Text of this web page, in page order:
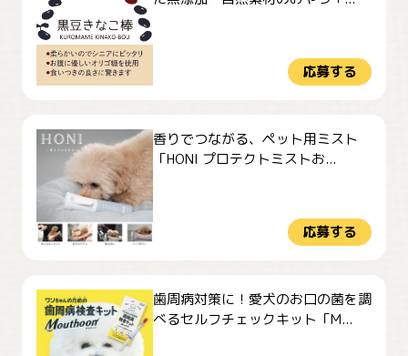
応募する
香りでつながる、ペット用ミスト
「HONI プロテクトミストお...
応募する
歯周病対策に！愛犬のお口の菌を調
べるセルフチェックキット「M...